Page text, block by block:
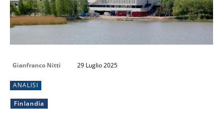
Gianfranco Nitti 29 Luglio 2025
ANALISI
Finlandia